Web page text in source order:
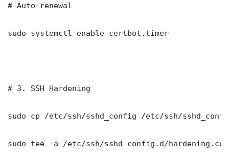
# Auto-renewal
sudo systemctl enable certbot.timer
# 3. SSH Hardening
sudo cp /etc/ssh/sshd_config /etc/ssh/
sudo tee -a /etc/ssh/sshd_config.d/